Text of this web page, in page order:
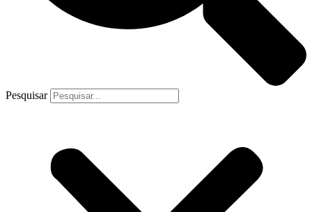
Pesquisar